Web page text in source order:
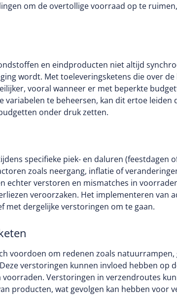
om de overtollige voorraad op te
en eindproducten niet altijd
wordt. Met toeleveringsketens die over de
vooral wanneer er met beperkte
te beheersen, kan dit ertoe leiden
onder druk zetten.
specifieke piek- en daluren (feestdagen
zoals neergang, inflatie of
echter verstoren en mismatches in
veroorzaken. Het implementeren van
met dergelijke verstoringen om te gaan.
voordoen om redenen zoals
verstoringen kunnen invloed hebben op
Verstoringen in verzendroutes
producten, wat gevolgen kan hebben voor